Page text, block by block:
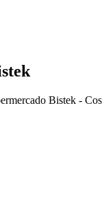
Bistek -